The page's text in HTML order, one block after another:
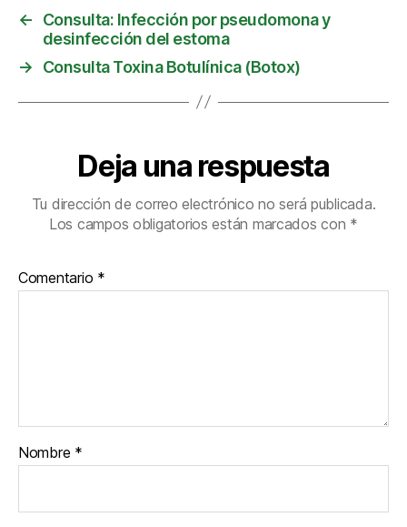
←
Consulta: Infección por pseudomona y
desinfección del estoma
→
Consulta Toxina Botulínica (Botox)
Deja una respuesta
Tu dirección de correo electrónico no será publicada.
Los campos obligatorios están marcados con *
Comentario *
Nombre *